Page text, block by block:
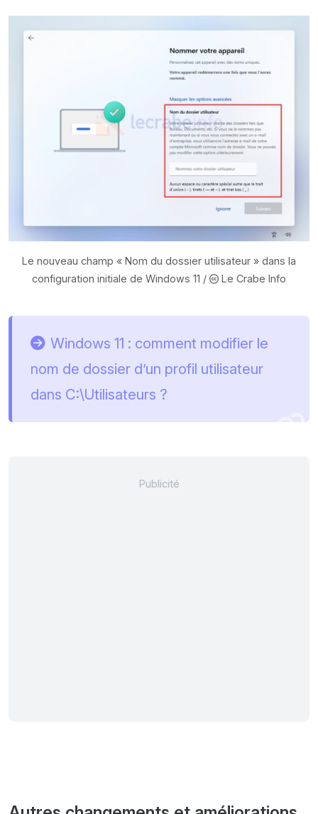
Le nouveau champ « Nom du dossier utilisateur » dans la
configuration initiale de Windows 11 /
Le Crabe Info
Windows 11 : comment modifier le
nom de dossier d’un profil utilisateur
dans C:\Utilisateurs ?